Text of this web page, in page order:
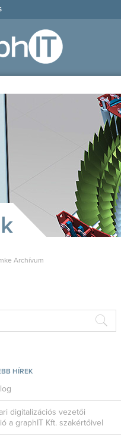
Archívum
HÍREK
digitalizációs vezetői
a graphIT Kft. szakértőivel